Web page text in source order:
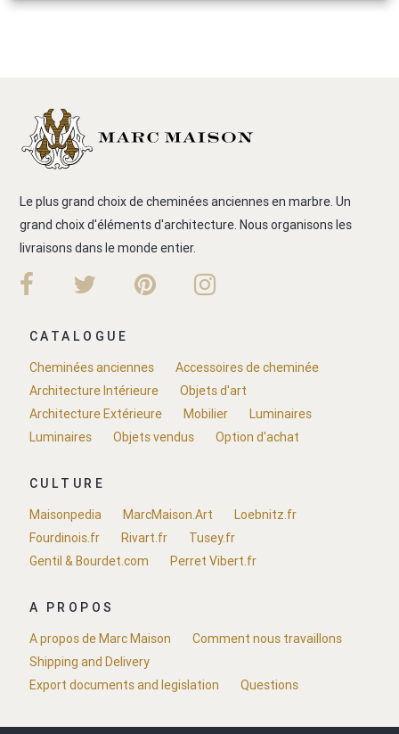
Le plus grand choix de cheminées anciennes en marbre. Un
grand choix d'éléments d'architecture. Nous organisons les
livraisons dans le monde entier.
CATALOGUE
Cheminées anciennes
Accessoires de cheminée
Architecture Intérieure
Objets d'art
Architecture Extérieure
Mobilier
Luminaires
Luminaires
Objets vendus Option d'achat
CULTURE
Maisonpedia
MarcMaison.Art
Loebnitz.fr
Fourdinois.fr
Rivart.fr
Tusey.fr
Gentil & Bourdet.com
Perret Vibert.fr
A PROPOS
A propos de Marc Maison
Comment nous travaillons
Shipping and Delivery
Export documents and legislation
Questions